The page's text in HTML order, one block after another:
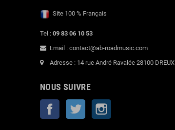
Site 100 % Français
Tel : 09 83 06 10 53
Email : contact@ab-roadmusic.com
Adresse : 14 rue André Ravalée 28100 DREUX
NOUS SUIVRE
Facebook Twitter